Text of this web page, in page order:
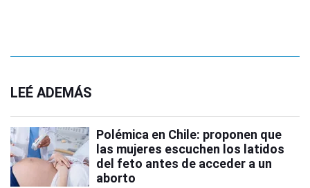
LEÉ ADEMÁS
Polémica en Chile: proponen que
las mujeres escuchen los latidos
del feto antes de acceder a un
aborto